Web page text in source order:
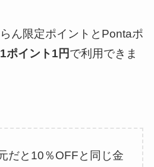
ん限定ポイントとPontaポ
1ポイント1円で利用できま
だと10％OFFと同じ金